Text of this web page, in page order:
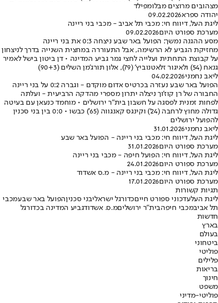
מצהובים מרוצים מבלומפילד
יהודה ספרא09.02.2026
ליגת העל, דיווח חי: מכבי תל אביב - מכבי בני ריינה
מערכת ספורט היום09.02.2026
מסע ההגנה נמשך: הפועל באר שבע ניצחה 0:3 את בני ריינה
מחזיקת הגביע לא הרשימה, אבל התעוררה במחצית השנייה בדרך לניצחון
על קבוצת התחתית ועלייה לחצי גמר גביע המדינה • דן ביטון בישל לאמיר
גנאח (54) ולאיגור זלאטנוביץ' (79), אלון תורג'מן השלים (90+3)
ליאב נחמני04.02.2026
הפועל באר שבע נעזרה בכרטיס אדום מוקדם - וגברה 0:2 על בני ריינה
החבורה של רן קוז'וך ניצלה יתרון מספרי מהדקה הרביעית - ועלתה
לפחות זמנית לפסגה על חשבון בית"ר ירושלים • מוחמד כנעאן עם בעיטה
גדולה מחוץ לרחבה (24') וקינגס קאנגווה (65') כבשו • 0:0 בין בני סכנין
להפועל ירושלים
ליאב נחמני31.01.2026
ליגת העל, דיווח חי: מכבי בני ריינה - הפועל באר שבע
מערכת ספורט היום31.01.2026
ליגת העל, דיווח חי: הפועל חיפה - מכבי בני ריינה
מערכת ספורט היום24.01.2026
ליגת העל, דיווח חי: מכבי בני ריינה - מ.ס אשדוד
מערכת ספורט היום17.01.2026
תגיות קשורות
ליגת העלעדכוני ספורט חייםכדורגל ישראליבני סכניןהפועל באר שבעמכבי
תל אביבמכבי חיפהבית"ר ירושליםמ.ס. אשדודגביע המדינה בכדורגל
חדשות
בארץ
בעולם
ביטחוני
פוליטי
פלילים
בריאות
חינוך
משפט
פוליטי-מדיני